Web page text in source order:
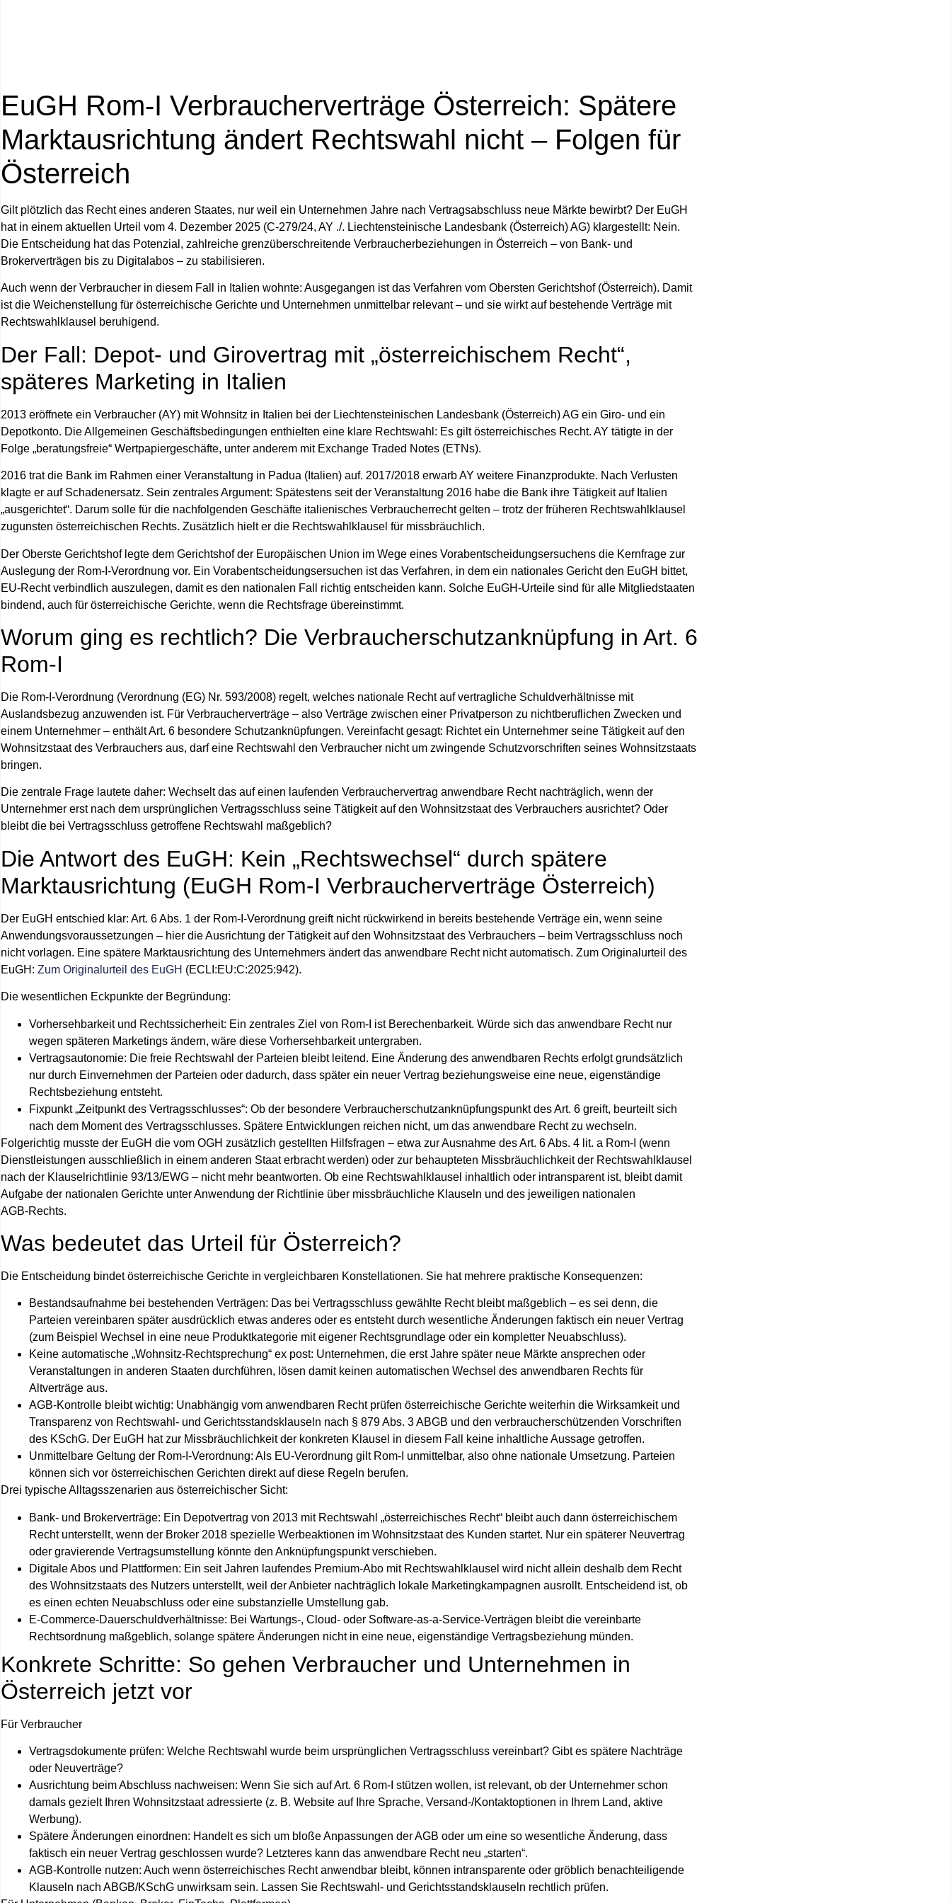
EuGH Rom-I Verbraucherverträge Österreich: Spätere
Marktausrichtung ändert Rechtswahl nicht – Folgen für
Österreich
Gilt plötzlich das Recht eines anderen Staates, nur weil ein Unternehmen Jahre nach Vertragsabschluss neue Märkte bewirbt? Der EuGH
hat in einem aktuellen Urteil vom 4. Dezember 2025 (C‑279/24, AY ./. Liechtensteinische Landesbank (Österreich) AG) klargestellt: Nein.
Die Entscheidung hat das Potenzial, zahlreiche grenzüberschreitende Verbraucherbeziehungen in Österreich – von Bank- und
Brokerverträgen bis zu Digitalabos – zu stabilisieren.
Auch wenn der Verbraucher in diesem Fall in Italien wohnte: Ausgegangen ist das Verfahren vom Obersten Gerichtshof (Österreich). Damit
ist die Weichenstellung für österreichische Gerichte und Unternehmen unmittelbar relevant – und sie wirkt auf bestehende Verträge mit
Rechtswahlklausel beruhigend.
Der Fall: Depot- und Girovertrag mit „österreichischem Recht“,
späteres Marketing in Italien
2013 eröffnete ein Verbraucher (AY) mit Wohnsitz in Italien bei der Liechtensteinischen Landesbank (Österreich) AG ein Giro- und ein
Depotkonto. Die Allgemeinen Geschäftsbedingungen enthielten eine klare Rechtswahl: Es gilt österreichisches Recht. AY tätigte in der
Folge „beratungsfreie“ Wertpapiergeschäfte, unter anderem mit Exchange Traded Notes (ETNs).
2016 trat die Bank im Rahmen einer Veranstaltung in Padua (Italien) auf. 2017/2018 erwarb AY weitere Finanzprodukte. Nach Verlusten
klagte er auf Schadenersatz. Sein zentrales Argument: Spätestens seit der Veranstaltung 2016 habe die Bank ihre Tätigkeit auf Italien
„ausgerichtet“. Darum solle für die nachfolgenden Geschäfte italienisches Verbraucherrecht gelten – trotz der früheren Rechtswahlklausel
zugunsten österreichischen Rechts. Zusätzlich hielt er die Rechtswahlklausel für missbräuchlich.
Der Oberste Gerichtshof legte dem Gerichtshof der Europäischen Union im Wege eines Vorabentscheidungsersuchens die Kernfrage zur
Auslegung der Rom‑I‑Verordnung vor. Ein Vorabentscheidungsersuchen ist das Verfahren, in dem ein nationales Gericht den EuGH bittet,
EU‑Recht verbindlich auszulegen, damit es den nationalen Fall richtig entscheiden kann. Solche EuGH‑Urteile sind für alle Mitgliedstaaten
bindend, auch für österreichische Gerichte, wenn die Rechtsfrage übereinstimmt.
Worum ging es rechtlich? Die Verbraucherschutzanknüpfung in Art. 6
Rom‑I
Die Rom‑I‑Verordnung (Verordnung (EG) Nr. 593/2008) regelt, welches nationale Recht auf vertragliche Schuldverhältnisse mit
Auslandsbezug anzuwenden ist. Für Verbraucherverträge – also Verträge zwischen einer Privatperson zu nichtberuflichen Zwecken und
einem Unternehmer – enthält Art. 6 besondere Schutzanknüpfungen. Vereinfacht gesagt: Richtet ein Unternehmer seine Tätigkeit auf den
Wohnsitzstaat des Verbrauchers aus, darf eine Rechtswahl den Verbraucher nicht um zwingende Schutzvorschriften seines Wohnsitzstaats
bringen.
Die zentrale Frage lautete daher: Wechselt das auf einen laufenden Verbrauchervertrag anwendbare Recht nachträglich, wenn der
Unternehmer erst nach dem ursprünglichen Vertragsschluss seine Tätigkeit auf den Wohnsitzstaat des Verbrauchers ausrichtet? Oder
bleibt die bei Vertragsschluss getroffene Rechtswahl maßgeblich?
Die Antwort des EuGH: Kein „Rechtswechsel“ durch spätere
Marktausrichtung (EuGH Rom-I Verbraucherverträge Österreich)
Der EuGH entschied klar: Art. 6 Abs. 1 der Rom‑I‑Verordnung greift nicht rückwirkend in bereits bestehende Verträge ein, wenn seine
Anwendungsvoraussetzungen – hier die Ausrichtung der Tätigkeit auf den Wohnsitzstaat des Verbrauchers – beim Vertragsschluss noch
nicht vorlagen. Eine spätere Marktausrichtung des Unternehmers ändert das anwendbare Recht nicht automatisch. Zum Originalurteil des
EuGH: Zum Originalurteil des EuGH (ECLI:EU:C:2025:942).
Die wesentlichen Eckpunkte der Begründung:
Vorhersehbarkeit und Rechtssicherheit: Ein zentrales Ziel von Rom‑I ist Berechenbarkeit. Würde sich das anwendbare Recht nur
wegen späteren Marketings ändern, wäre diese Vorhersehbarkeit untergraben.
Vertragsautonomie: Die freie Rechtswahl der Parteien bleibt leitend. Eine Änderung des anwendbaren Rechts erfolgt grundsätzlich
nur durch Einvernehmen der Parteien oder dadurch, dass später ein neuer Vertrag beziehungsweise eine neue, eigenständige
Rechtsbeziehung entsteht.
Fixpunkt „Zeitpunkt des Vertragsschlusses“: Ob der besondere Verbraucherschutzanknüpfungspunkt des Art. 6 greift, beurteilt sich
nach dem Moment des Vertragsschlusses. Spätere Entwicklungen reichen nicht, um das anwendbare Recht zu wechseln.
Folgerichtig musste der EuGH die vom OGH zusätzlich gestellten Hilfsfragen – etwa zur Ausnahme des Art. 6 Abs. 4 lit. a Rom‑I (wenn
Dienstleistungen ausschließlich in einem anderen Staat erbracht werden) oder zur behaupteten Missbräuchlichkeit der Rechtswahlklausel
nach der Klauselrichtlinie 93/13/EWG – nicht mehr beantworten. Ob eine Rechtswahlklausel inhaltlich oder intransparent ist, bleibt damit
Aufgabe der nationalen Gerichte unter Anwendung der Richtlinie über missbräuchliche Klauseln und des jeweiligen nationalen
AGB‑Rechts.
Was bedeutet das Urteil für Österreich?
Die Entscheidung bindet österreichische Gerichte in vergleichbaren Konstellationen. Sie hat mehrere praktische Konsequenzen:
Bestandsaufnahme bei bestehenden Verträgen: Das bei Vertragsschluss gewählte Recht bleibt maßgeblich – es sei denn, die
Parteien vereinbaren später ausdrücklich etwas anderes oder es entsteht durch wesentliche Änderungen faktisch ein neuer Vertrag
(zum Beispiel Wechsel in eine neue Produktkategorie mit eigener Rechtsgrundlage oder ein kompletter Neuabschluss).
Keine automatische „Wohnsitz‑Rechtsprechung“ ex post: Unternehmen, die erst Jahre später neue Märkte ansprechen oder
Veranstaltungen in anderen Staaten durchführen, lösen damit keinen automatischen Wechsel des anwendbaren Rechts für
Altverträge aus.
AGB‑Kontrolle bleibt wichtig: Unabhängig vom anwendbaren Recht prüfen österreichische Gerichte weiterhin die Wirksamkeit und
Transparenz von Rechtswahl- und Gerichtsstandsklauseln nach § 879 Abs. 3 ABGB und den verbraucherschützenden Vorschriften
des KSchG. Der EuGH hat zur Missbräuchlichkeit der konkreten Klausel in diesem Fall keine inhaltliche Aussage getroffen.
Unmittelbare Geltung der Rom‑I‑Verordnung: Als EU‑Verordnung gilt Rom‑I unmittelbar, also ohne nationale Umsetzung. Parteien
können sich vor österreichischen Gerichten direkt auf diese Regeln berufen.
Drei typische Alltagsszenarien aus österreichischer Sicht:
Bank- und Brokerverträge: Ein Depotvertrag von 2013 mit Rechtswahl „österreichisches Recht“ bleibt auch dann österreichischem
Recht unterstellt, wenn der Broker 2018 spezielle Werbeaktionen im Wohnsitzstaat des Kunden startet. Nur ein späterer Neuvertrag
oder gravierende Vertragsumstellung könnte den Anknüpfungspunkt verschieben.
Digitale Abos und Plattformen: Ein seit Jahren laufendes Premium‑Abo mit Rechtswahlklausel wird nicht allein deshalb dem Recht
des Wohnsitzstaats des Nutzers unterstellt, weil der Anbieter nachträglich lokale Marketingkampagnen ausrollt. Entscheidend ist, ob
es einen echten Neuabschluss oder eine substanzielle Umstellung gab.
E‑Commerce‑Dauerschuldverhältnisse: Bei Wartungs‑, Cloud‑ oder Software‑as‑a‑Service‑Verträgen bleibt die vereinbarte
Rechtsordnung maßgeblich, solange spätere Änderungen nicht in eine neue, eigenständige Vertragsbeziehung münden.
Konkrete Schritte: So gehen Verbraucher und Unternehmen in
Österreich jetzt vor
Für Verbraucher
Vertragsdokumente prüfen: Welche Rechtswahl wurde beim ursprünglichen Vertragsschluss vereinbart? Gibt es spätere Nachträge
oder Neuverträge?
Ausrichtung beim Abschluss nachweisen: Wenn Sie sich auf Art. 6 Rom‑I stützen wollen, ist relevant, ob der Unternehmer schon
damals gezielt Ihren Wohnsitzstaat adressierte (z. B. Website auf Ihre Sprache, Versand-/Kontaktoptionen in Ihrem Land, aktive
Werbung).
Spätere Änderungen einordnen: Handelt es sich um bloße Anpassungen der AGB oder um eine so wesentliche Änderung, dass
faktisch ein neuer Vertrag geschlossen wurde? Letzteres kann das anwendbare Recht neu „starten“.
AGB‑Kontrolle nutzen: Auch wenn österreichisches Recht anwendbar bleibt, können intransparente oder gröblich benachteiligende
Klauseln nach ABGB/KSchG unwirksam sein. Lassen Sie Rechtswahl- und Gerichtsstandsklauseln rechtlich prüfen.